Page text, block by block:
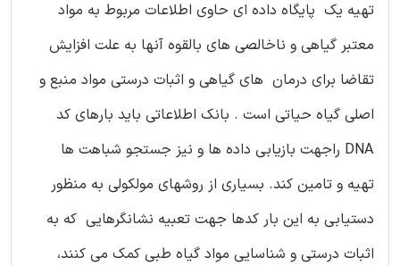
تهیه یک پایگاه داده ای حاوی اطلاعات مربوط به مواد
معتبر گیاهی و ناخالصی های بالقوه آنها به علت افزایش
تقاضا برای درمان های گیاهی و اثبات درستی مواد منبع و
اصلی گیاه حیاتی است . بانک اطلاعاتی باید بارهای کد
DNA راجهت بازیابی داده ها و نیز جستجو شباهت ها
تهیه و تامین کند. بسیاری از روشهای مولکولی به منظور
دستیابی به این بار کدها جهت تعبیه نشانگرهایی که به
اثبات درستی و شناسایی مواد گیاه طبی کمک می کنند،